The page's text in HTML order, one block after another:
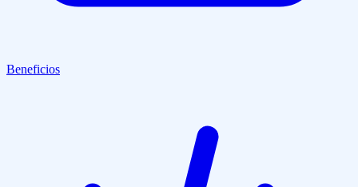
Beneficios